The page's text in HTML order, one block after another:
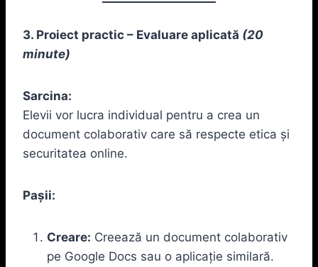
3. Proiect practic – Evaluare aplicată (20
minute)
Sarcina:
Elevii vor lucra individual pentru a crea un
document colaborativ care să respecte etica și
securitatea online.
Pașii:
Creare: Creează un document colaborativ
pe Google Docs sau o aplicație similară.